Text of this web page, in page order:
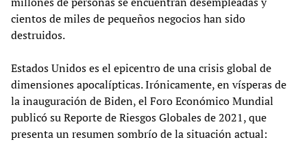
cientos de miles de pequeños negocios han sido
destruidos.
Estados Unidos es el epicentro de una crisis global de
dimensiones apocalípticas. Irónicamente, en vísperas de
la inauguración de Biden, el Foro Económico Mundial
publicó su Reporte de Riesgos Globales de 2021, que
presenta un resumen sombrío de la situación actual: